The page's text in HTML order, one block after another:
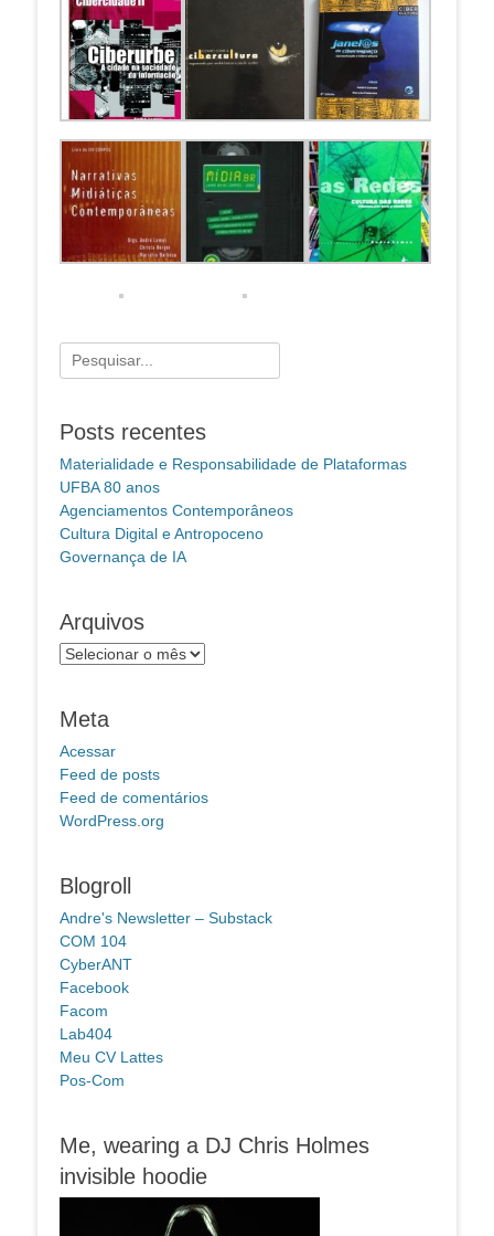
Pesquisar
por:
Posts recentes
Materialidade e Responsabilidade de Plataformas
UFBA 80 anos
Agenciamentos Contemporâneos
Cultura Digital e Antropoceno
Governança de IA
Arquivos
Arquivos
Meta
Acessar
Feed de posts
Feed de comentários
WordPress.org
Blogroll
Andre's Newsletter – Substack
COM 104
CyberANT
Facebook
Facom
Lab404
Meu CV Lattes
Pos-Com
Me, wearing a DJ Chris Holmes
invisible hoodie